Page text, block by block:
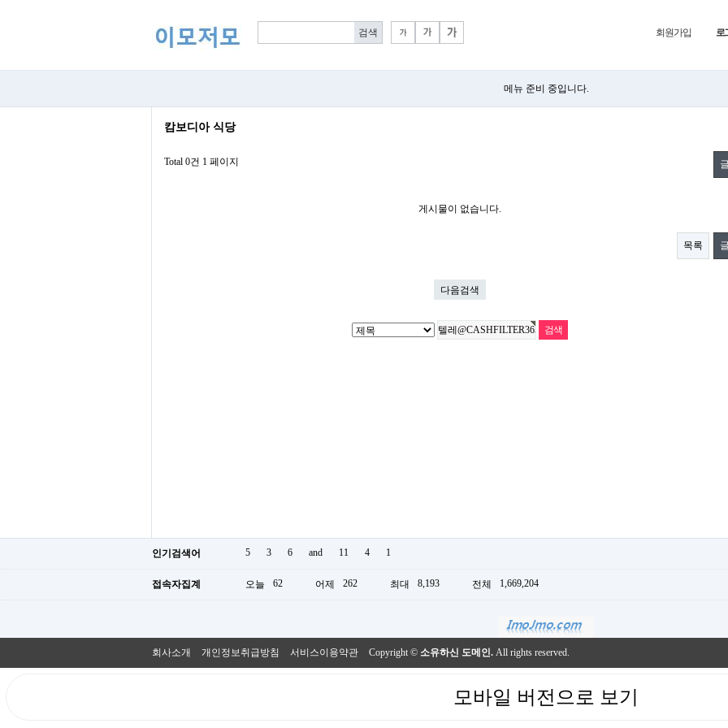
회원가입 로
메뉴 준비 중입니다.
캄보디아 식당
Total 0건 1 페이지
게시물이 없습니다.
목록
다음검색
인기검색어 5 3 6 and 11 4 1
접속자집계 오늘 62 어제 262 최대 8,193 전체 1,669,204
회사소개 개인정보취급방침 서비스이용약관 Copyright © 소유하신 도메인. All rights reserved.
모바일 버전으로 보기